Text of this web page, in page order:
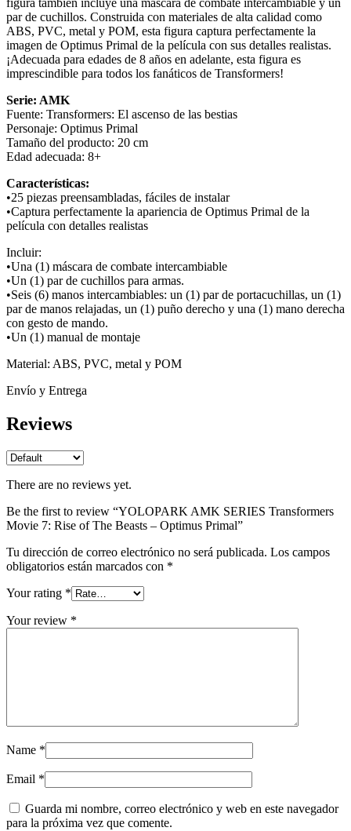
figura también incluye una máscara de combate intercambiable y un
par de cuchillos. Construida con materiales de alta calidad como
ABS, PVC, metal y POM, esta figura captura perfectamente la
imagen de Optimus Primal de la película con sus detalles realistas.
¡Adecuada para edades de 8 años en adelante, esta figura es
imprescindible para todos los fanáticos de Transformers!
Serie: AMK
Fuente: Transformers: El ascenso de las bestias
Personaje: Optimus Primal
Tamaño del producto: 20 cm
Edad adecuada: 8+
Características:
•25 piezas preensambladas, fáciles de instalar
•Captura perfectamente la apariencia de Optimus Primal de la
película con detalles realistas
Incluir:
•Una (1) máscara de combate intercambiable
•Un (1) par de cuchillos para armas.
•Seis (6) manos intercambiables: un (1) par de portacuchillas, un (1)
par de manos relajadas, un (1) puño derecho y una (1) mano derecha
con gesto de mando.
•Un (1) manual de montaje
Material: ABS, PVC, metal y POM
Envío y Entrega
Reviews
There are no reviews yet.
Be the first to review “YOLOPARK AMK SERIES Transformers
Movie 7: Rise of The Beasts – Optimus Primal”
Tu dirección de correo electrónico no será publicada. Los campos
obligatorios están marcados con *
Your rating *
Your review *
Name *
Email *
Guarda mi nombre, correo electrónico y web en este navegador
para la próxima vez que comente.